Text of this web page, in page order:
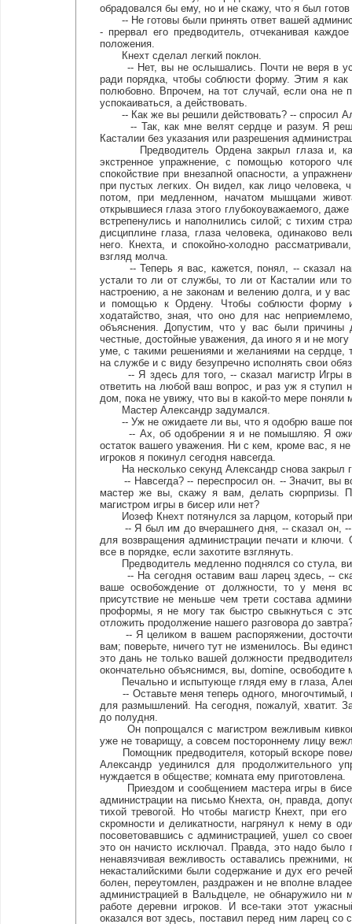
обрадовался бы ему, но и не скажу, что я был готов
-- Не готовы были принять ответ вашей
- прервал его предводитель, отчеканивая
положения.
Кнехт сделал легкий поклон.
-- Нет, вы не ослышались. Почти не веря в
ради порядка, чтобы соблюсти форму. Этим я
полюбовно. Впрочем, на тот случай, если она не
успокаиваться, а действовать.
-- Как же вы решили действовать? -- спросил
-- Так, как мне велят сердце и разум. Я решил
Касталии без указания или разрешения
Предводитель Ордена закрыл глаза и,
экстренное упражнение, с помощью которого
спокойствие при внезапной опасности, а
при пустых легких. Он видел, как лицо человека,
потом, при медленном, начатом мышцами
открывшиеся глаза этого глубокоуважаемого,
встрепенулись и наполнились силой; с тихим
дисциплине глаза, глаза человека, одинаково
него. Кнехта, и спокойно-холодно
взгляд молча.
-- Теперь я вас, кажется, понял, -- сказал
устали то ли от службы, то ли от Касталии или
настроению, а не законам и велению долга, и у
и помощью к Ордену. Чтобы соблюсти форму
ходатайство, зная, что оно для нас
объяснения. Допустим, что у вас были
честные, достойные уважения, да иного я и не
уме, с такими решениями и желаниями на сердце,
на службе и с виду безупречно исполнять свои
-- Я здесь для того, -- сказал магистр Игры
ответить на любой ваш вопрос, и раз уж я ступил
дом, пока не увижу, что вы в какой-то мере поняли
Мастер Александр задумался.
-- Уж не ожидаете ли вы, что я одобрю ваше
-- Ах, об одобрении я и не помышляю. Я
остаток вашего уважения. Ни с кем, кроме вас, я
игроков я покинул сегодня навсегда.
На несколько секунд Александр снова закрыл
-- Навсегда? -- переспросил он. -- Значит, вы
мастер же вы, скажу я вам, делать сюрпризы.
магистром игры в бисер или нет?
Иозеф Кнехт потянулся за ларцом, который
-- Я был им до вчерашнего дня, -- сказал он, --
для возвращения администрации печати и
все в порядке, если захотите взглянуть.
Предводитель медленно поднялся со стула,
-- На сегодня оставим ваш ларец здесь, --
ваше освобождение от должности, то у меня
присутствие не меньше чем трети состава
проформы, я не могу так быстро свыкнуться с
отложить продолжение нашего разговора до
-- Я целиком в вашем распоряжении,
вам; поверьте, ничего тут не изменилось. Вы
это дань не только вашей должности
окончательно объяснимся, вы, domine,
Печально и испытующе глядя ему в глаза,
-- Оставьте меня теперь одного, многочтимый,
для размышлений. На сегодня, пожалуй, хватит.
до полудня.
Он попрощался с магистром вежливым кивком,
уже не товарищу, а совсем постороннему лицу
Помощник предводителя, который вскоре повел
Александр уединился для продолжительного
нуждается в обществе; комната ему приготовлена.
Приездом и сообщением мастера игры в бисер
администрации на письмо Кнехта, он, правда,
тихой тревогой. Но чтобы магистр Кнехт, при его
скромности и деликатности, нагрянул к нему в
посоветовавшись с администрацией, ушел со
это он начисто исключал. Правда, это надо было
ненавязчивая вежливость оставались
некасталийскими были содержание и дух его
болен, переутомлен, раздражен и не вполне
администрацией в Вальдцеле, не обнаружило ни
работе деревни игроков. И все-таки этот
оказался вот здесь, поставил перед ним ларец